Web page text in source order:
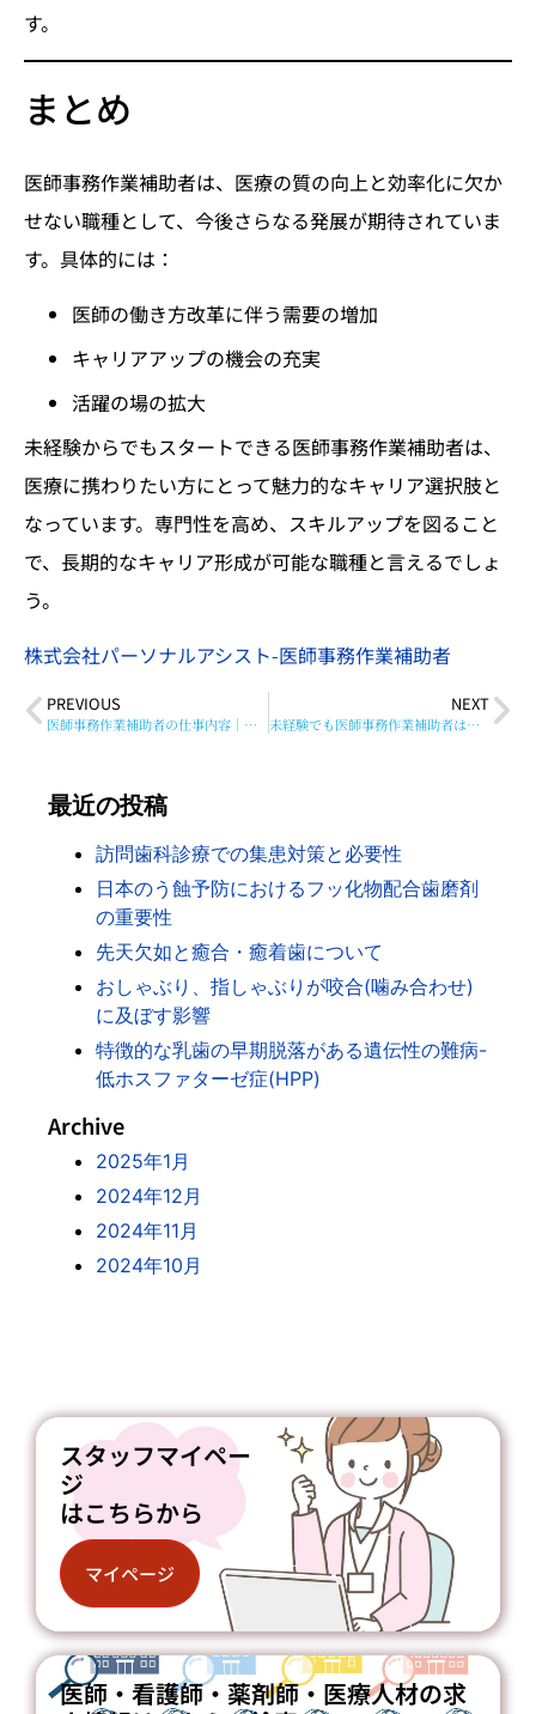
す。
まとめ
医師事務作業補助者は、医療の質の向上と効率化に欠か
せない職種として、今後さらなる発展が期待されていま
す。具体的には：
医師の働き方改革に伴う需要の増加
キャリアアップの機会の充実
活躍の場の拡大
未経験からでもスタートできる医師事務作業補助者は、
医療に携わりたい方にとって魅力的なキャリア選択肢と
なっています。専門性を高め、スキルアップを図ること
で、長期的なキャリア形成が可能な職種と言えるでしょ
う。
株式会社パーソナルアシスト-医師事務作業補助者
PREVIOUS
医師事務作業補助者の仕事内容｜平均年収や資格取得も解説
NEXT
未経験でも医師事務作業補助者はできる？
最近の投稿
訪問歯科診療での集患対策と必要性
日本のう蝕予防におけるフッ化物配合歯磨剤
の重要性
先天欠如と癒合・癒着歯について
おしゃぶり、指しゃぶりが咬合(噛み合わせ)
に及ぼす影響
特徴的な乳歯の早期脱落がある遺伝性の難病-
低ホスファターゼ症(HPP)
Archive
2025年1月
2024年12月
2024年11月
2024年10月
スタッフマイペー
ジ
はこちらから
マイページ
医師・看護師・薬剤師・医療人材の求